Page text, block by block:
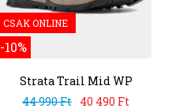
CSAK ONLINE
-10%
Strata Trail Mid WP
44 990 Ft 40 490 Ft